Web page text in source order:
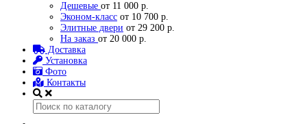
Дешевые от 11 000 р.
Эконом-класс от 10 700 р.
Элитные двери от 29 200 р.
На заказ от 20 000 р.
Доставка
Установка
Фото
Контакты